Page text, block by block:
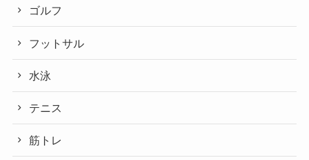
ゴルフ
フットサル
水泳
テニス
筋トレ